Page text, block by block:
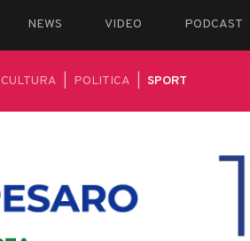
NEWS VIDEO PODCAST
CULTURA POLITICA SPORT